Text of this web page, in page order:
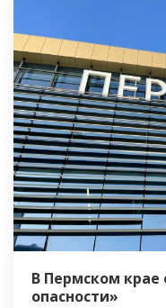
В Пермском
опасности»